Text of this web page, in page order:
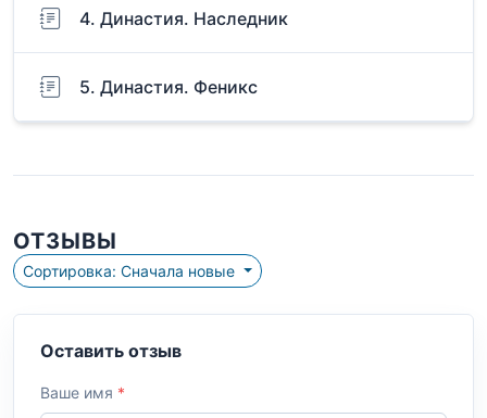
4. Династия. Наследник
5. Династия. Феникс
ОТЗЫВЫ
Сортировка: Сначала новые
Оставить отзыв
Ваше имя *